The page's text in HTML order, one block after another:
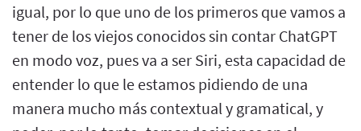
igual, por lo que uno de los primeros que vamos a
tener de los viejos conocidos sin contar ChatGPT
en modo voz, pues va a ser Siri, esta capacidad de
entender lo que le estamos pidiendo de una
manera mucho más contextual y gramatical, y